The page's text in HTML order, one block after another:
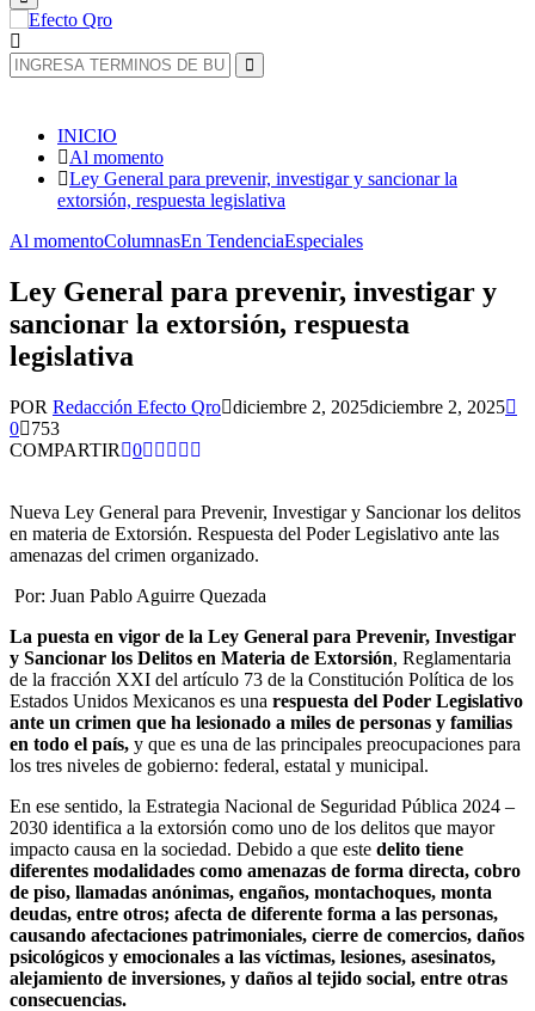
Principal
Búsqueda
de:
Búsqueda
INICIO
Al momento
Ley General para prevenir, investigar y sancionar la
extorsión, respuesta legislativa
Al momentoColumnasEn TendenciaEspeciales
Ley General para prevenir, investigar y
sancionar la extorsión, respuesta
legislativa
POR Redacción Efecto Qro diciembre 2, 2025diciembre 2, 2025
0
753
COMPARTIR
0
Nueva Ley General para Prevenir, Investigar y Sancionar los delitos
en materia de Extorsión. Respuesta del Poder Legislativo ante las
amenazas del crimen organizado.
​​​​​​ Por: Juan Pablo Aguirre Quezada
La puesta en vigor de la Ley General para Prevenir, Investigar
y Sancionar los Delitos en Materia de Extorsión, Reglamentaria
de la fracción XXI del artículo 73 de la Constitución Política de los
Estados Unidos Mexicanos es una respuesta del Poder Legislativo
ante un crimen que ha lesionado a miles de personas y familias
en todo el país, y que es una de las principales preocupaciones para
los tres niveles de gobierno: federal, estatal y municipal.
En ese sentido, la Estrategia Nacional de Seguridad Pública 2024 –
2030 identifica a la extorsión como uno de los delitos que mayor
impacto causa en la sociedad. Debido a que este delito tiene
diferentes modalidades como amenazas de forma directa, cobro
de piso, llamadas anónimas, engaños, montachoques, monta
deudas, entre otros; afecta de diferente forma a las personas,
causando afectaciones patrimoniales, cierre de comercios, daños
psicológicos y emocionales a las víctimas, lesiones, asesinatos,
alejamiento de inversiones, y daños al tejido social, entre otras
consecuencias.